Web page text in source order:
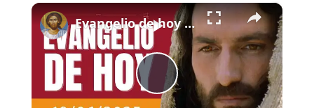
Fullscreen ×
Play
Evangelio de hoy - Jueves 19 de junio de 2025 - Lucas 9:11b-17 - Biblia Católica